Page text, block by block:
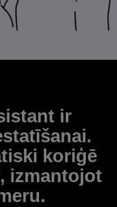
ir
koriģē
izmantojot